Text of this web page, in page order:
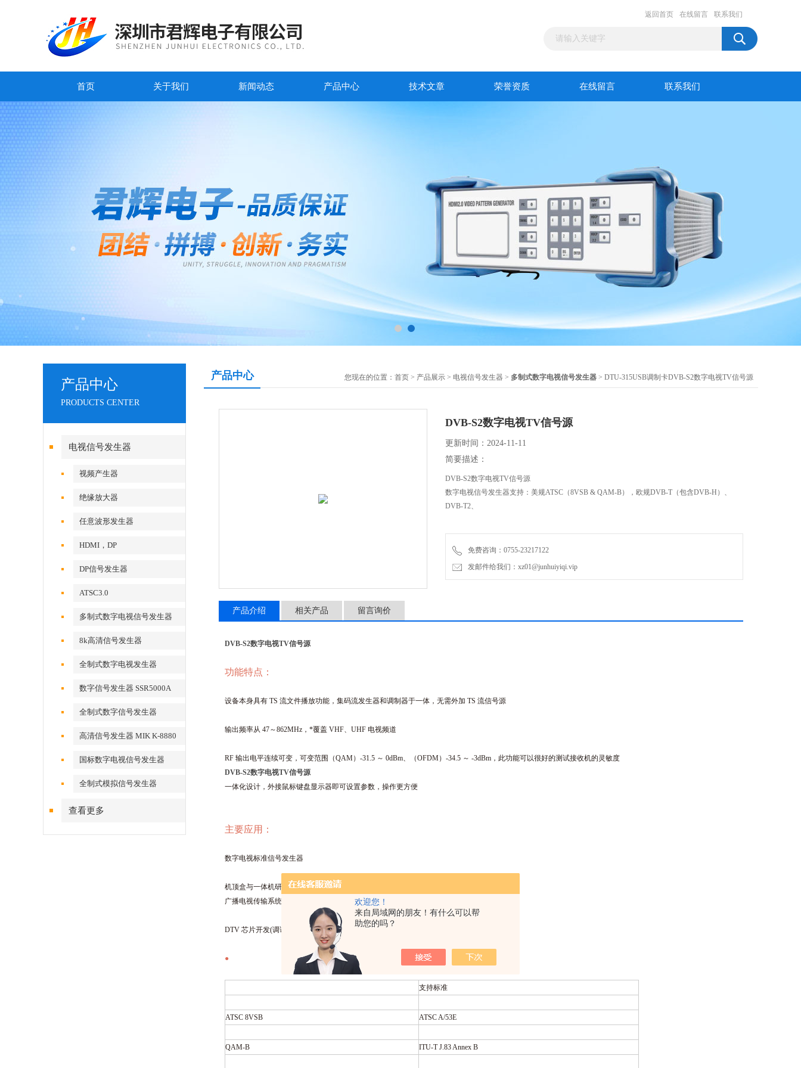
欢迎您！
来自局域网的朋友！有什么可以帮
助您的吗？
返回首页 在线留言 联系我们
首页 关于我们 新闻动态 产品中心 技术文章 荣誉资质 在线留言 联系我们
产品中心
PRODUCTS CENTER
电视信号发生器
视频产生器
绝缘放大器
任意波形发生器
HDMI，DP
DP信号发生器
ATSC3.0
多制式数字电视信号发生器
8k高清信号发生器
全制式数字电视发生器
数字信号发生器 SSR5000A
全制式数字信号发生器
MSD5000A
高清信号发生器 MIK K-8880
国标数字电视信号发生器
全制式模拟信号发生器
查看更多
产品中心 您现在的位置： 首页 > 产品展示 > 电视信号发生器 > 多制式数字电视信号发生器 > DTU-315USB调制卡DVB-S2数字电视TV信号源
DVB-S2数字电视TV信号源
更新时间：2024-11-11
简要描述：
DVB-S2数字电视TV信号源
数字电视信号发生器支持：美规ATSC（8VSB & QAM-B），欧规DVB-T（包含DVB-H）、
DVB-T2、
DVB-C，日本ISDB-T以及中国DTMB（DMB-TH、ADTB-T）的全功能数字电视调制器，符合
相关数字电视标准。
免费咨询：0755-23217122
发邮件给我们：xz01@junhuiyiqi.vip
产品介绍 相关产品 留言询价
DVB-S2数字电视TV信号源
功能特点：
设备本身具有 TS 流文件播放功能，集码流发生器和调制器于一体，无需外加 TS 流信号源
输出频率从 47～862MHz，*覆盖 VHF、UHF 电视频道
RF 输出电平连续可变，可变范围（QAM）-31.5 ～ 0dBm、（OFDM）-34.5 ～ -3dBm，此功能可以很好的测试接收机的灵敏度
DVB-S2数字电视TV信号源
一体化设计，外接鼠标键盘显示器即可设置参数，操作更方便
主要应用：
数字电视标准信号发生器
机顶盒与一体机研发，性能检测及生产测试用信号源
广播电视传输系统模拟，演示、展会、电器卖场等
DTV 芯片开发(调谐器/解码)
●
支持标准
ATSC 8VSB ATSC A/53E
QAM-B ITU-T J.83 Annex B